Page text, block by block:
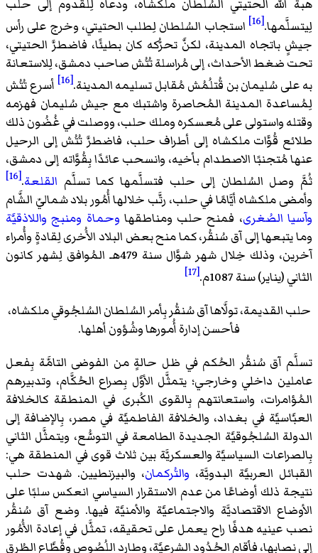
هبة الله الحتيتي السُلطان ملكشاه، ودعاه لِلقُدوم إلى حلب
لِيتسلَّمها.[16]
استجاب السُلطان لِطلب الحتيتي، وخرج على رأس
جيشٍ باتجاه المدينة، لكنَّ تحرُّكه كان بطيئًا، فاضطرَّ الحتيتي،
تحت ضغط الأحداث، إلى مُراسلة تُتُش صاحب دمشق، لِلاستعانة
به على سُليمان بن قُتلُمُش مُقابل تسليمه المدينة.[16]
أسرع تُتُش
لِمُساعدة المدينة المُحاصرة واشتبك مع جيش سُليمان فهزمه
وقتله واستولى على مُعسكره وملك حلب، ووصلت في غُضُون ذلك
طلائع قُوَّات ملكشاه إلى أطراف حلب، فاضطرَّ تُتُش إلى الرحيل
عنها مُتجنبًا الاصطدام بأخيه، وانسحب عائدًا بِقُوَّاته إلى دمشق،
ثُمَّ وصل السُلطان إلى حلب فتسلَّمها كما تسلَّم القلعة.
[16]
وأمضى ملكشاه أيَّامًا في حلب، رتَّب خلالها أُمُور بلاد شماليّ الشَّام
وآسيا الصُغرى، فمنح حلب ومناطقها وحماة ومنبج واللاذقيَّة
وما يتبعها إلى آق سُنقُر، كما منح بعض البلاد الأُخرى لِقادةٍ وأُمراء
آخرين، وذلك خِلال شهر شوَّال سنة 479هـ المُوافق لِشهر كانون
الثاني (يناير) سنة 1087م.
[17]
حلب القديمة، تولَّاها آق سُنقُر بِأمر السُلطان السُلجُوقي ملكشاه،
فأحسن إدارة أُمورها وشُؤون أهلها.
تسلَّم آق سُنقُر الحُكم في ظل حالةٍ من الفوضى التامَّة بِفعل
عاملين داخلي وخارجي؛ يتمثَّل الأوَّل بِصراع الحُكَّام، وتدبيرهم
المُؤامرات، واستعانتهم بِالقوى الكُبرى في المنطقة كالخلافة
العبَّاسيَّة في بغداد، والخلافة الفاطميَّة في مصر، بِالإضافة إلى
الدولة السُلجُوقيَّة الجديدة الطامعة في التوسُّع، ويتمثَّل الثاني
بِالصراعات السياسيَّة والعسكريَّة بين ثلاث قوى في المنطقة هي:
القبائل العربيَّة البدويَّة، والتُركمان، والبيزنطيين. شهدت حلب
نتيجة ذلك أوضاعًا من عدم الاستقرار السياسي انعكس سلبًا على
الأوضاع الاقتصاديَّة والاجتماعيَّة والأمنيَّة فيها. وضع آق سُنقُر
نصب عينيه هدفًا راح يعمل على تحقيقه، تمثَّل في إعادة الأُمُور
إلى نصابها، فأقام الحُدُود الشرعيَّة، وطارد اللُصُوص وقُطَّاع الطُرق